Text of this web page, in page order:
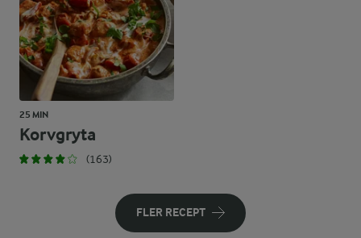
25 MIN
Korvgryta
(163)
FLER RECEPT